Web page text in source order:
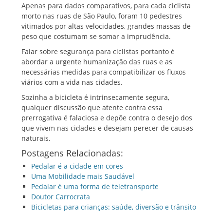
Apenas para dados comparativos, para cada ciclista
morto nas ruas de São Paulo, foram 10 pedestres
vitimados por altas velocidades, grandes massas de
peso que costumam se somar a imprudência.
Falar sobre segurança para ciclistas portanto é
abordar a urgente humanização das ruas e as
necessárias medidas para compatibilizar os fluxos
viários com a vida nas cidades.
Sozinha a bicicleta é intrinsecamente segura,
qualquer discussão que atente contra essa
prerrogativa é falaciosa e depõe contra o desejo dos
que vivem nas cidades e desejam perecer de causas
naturais.
Postagens Relacionadas:
Pedalar é a cidade em cores
Uma Mobilidade mais Saudável
Pedalar é uma forma de teletransporte
Doutor Carrocrata
Bicicletas para crianças: saúde, diversão e trânsito